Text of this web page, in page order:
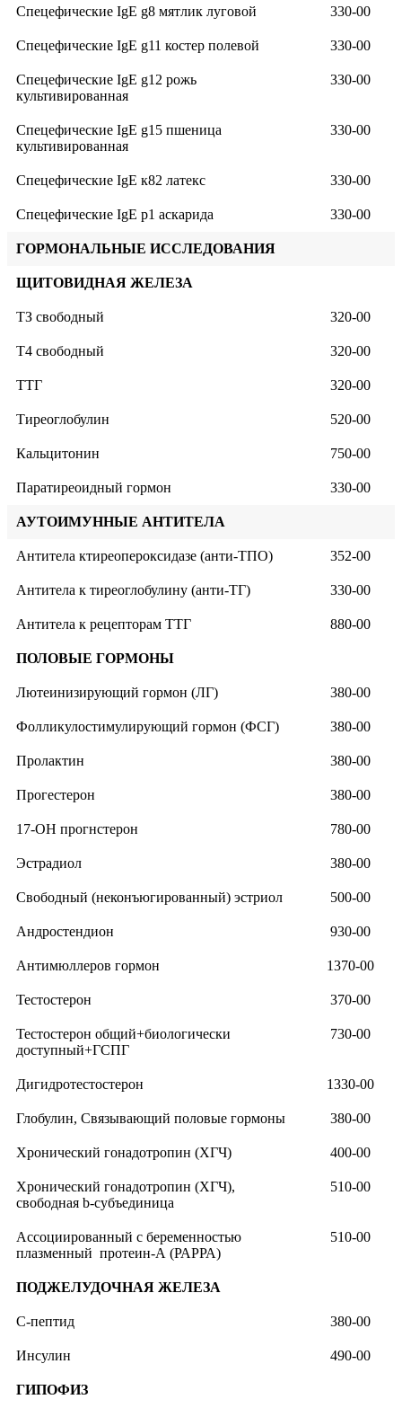
Спецефические IgE g8 мятлик луговой 330-00
Спецефические IgE g11 костер полевой 330-00
Спецефические IgE g12 рожь
культивированная
330-00
Спецефические IgE g15 пшеница
культивированная
330-00
Спецефические IgE к82 латекс 330-00
Спецефические IgE р1 аскарида 330-00
ГОРМОНАЛЬНЫЕ ИССЛЕДОВАНИЯ
ЩИТОВИДНАЯ ЖЕЛЕЗА
ТЗ свободный 320-00
Т4 свободный 320-00
ТТГ 320-00
Тиреоглобулин 520-00
Кальцитонин 750-00
Паратиреоидный гормон 330-00
АУТОИМУННЫЕ АНТИТЕЛА
Антитела ктиреопероксидазе (анти-ТПО) 352-00
Антитела к тиреоглобулину (анти-ТГ) 330-00
Антитела к рецепторам ТТГ 880-00
ПОЛОВЫЕ ГОРМОНЫ
Лютеинизирующий гормон (ЛГ) 380-00
Фолликулостимулирующий гормон (ФСГ) 380-00
Пролактин 380-00
Прогестерон 380-00
17-ОН прогнстерон 780-00
Эстрадиол 380-00
Свободный (неконъюгированный) эстриол 500-00
Андростендион 930-00
Антимюллеров гормон 1370-00
Тестостерон 370-00
Тестостерон общий+биологически
доступный+ГСПГ
730-00
Дигидротестостерон 1330-00
Глобулин, Связывающий половые гормоны 380-00
Хронический гонадотропин (ХГЧ) 400-00
Хронический гонадотропин (ХГЧ),
свободная b-субъединица
510-00
Ассоциированный с беременностью
плазменный протеин-А (РАРРА)
510-00
ПОДЖЕЛУДОЧНАЯ ЖЕЛЕЗА
С-пептид 380-00
Инсулин 490-00
ГИПОФИЗ